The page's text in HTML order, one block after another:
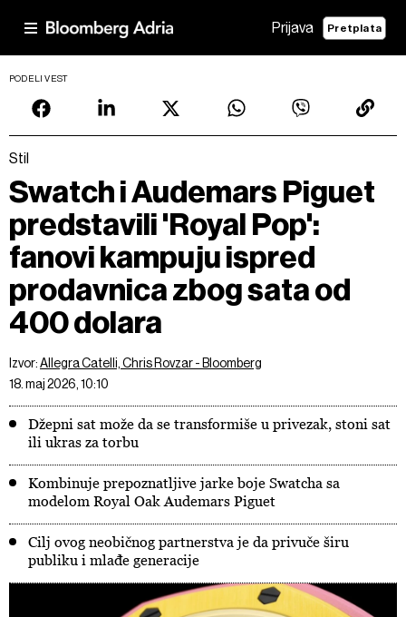
Prijava Pretplata
PODELI VEST
Stil
Swatch i Audemars Piguet
predstavili 'Royal Pop':
fanovi kampuju ispred
prodavnica zbog sata od
400 dolara
Izvor:Allegra Catelli, Chris Rovzar - Bloomberg
18. maj 2026, 10:10
Džepni sat može da se transformiše u privezak, stoni sat
ili ukras za torbu
Kombinuje prepoznatljive jarke boje Swatcha sa
modelom Royal Oak Audemars Piguet
Cilj ovog neobičnog partnerstva je da privuče širu
publiku i mlađe generacije